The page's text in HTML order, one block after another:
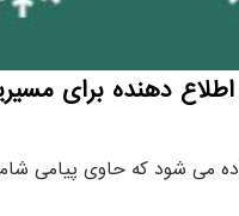
دهنده برای
می شود که حاوی پیامی